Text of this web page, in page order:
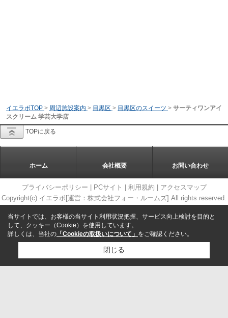
イエラボTOP > 周辺施設案内 > 目黒区 > 目黒区のスイーツ > サーティワンアイ
スクリーム 学芸大学店
TOPに戻る
ホーム 会社概要 お問い合わせ
プライバシーポリシー PCサイト 利用規約
アクセスマップ
Copyright(c) イエラボ[運営：株式会社フォー・ルームズ] All rights reserved.
当サイトでは、お客様の当サイト利用状況把握、サービス向上検討を目的と
して、クッキー（Cookie）を使用しています。
詳しくは、当社の 「Cookieの取扱いについて」 をご確認ください。
閉じる